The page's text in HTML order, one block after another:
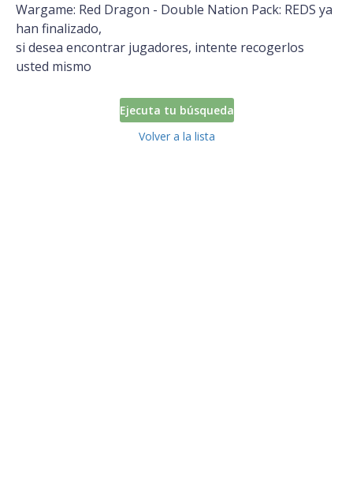
Wargame: Red Dragon - Double Nation Pack: REDS ya
han finalizado,
si desea encontrar jugadores, intente recogerlos
usted mismo
Ejecuta tu búsqueda
Volver a la lista